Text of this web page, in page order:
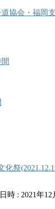
協会・福岡
化祭
時 : 2021年12